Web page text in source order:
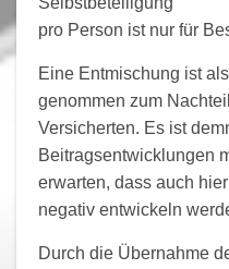
pro Person ist nur für
Eine Entmischung ist
genommen zum
Versicherten. Es ist
Beitragsentwicklungen
erwarten, dass auch
negativ entwickeln
Durch die Übernahme